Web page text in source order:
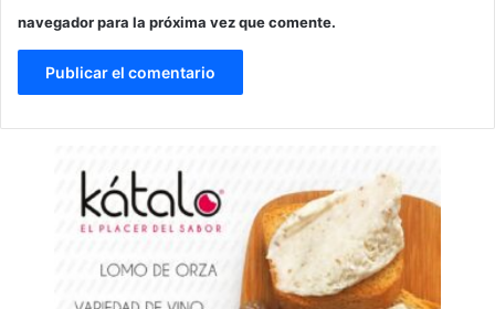
navegador para la próxima vez que comente.